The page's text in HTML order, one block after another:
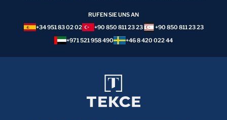
RUFEN SIE UNS AN
+34 951 83 02 02
+90 850 811 23 23
+90 850 811 23 23
+971 521 958 490
+46 8 420 022 44